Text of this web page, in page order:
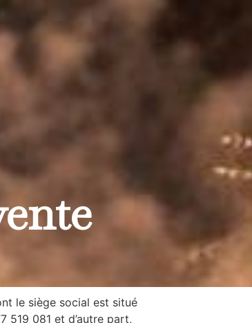
le siège social est situé
519 081 et d’autre part,